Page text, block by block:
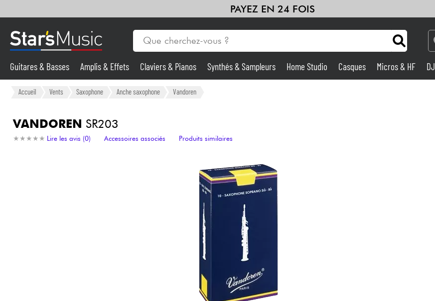
PAYEZ EN 24 FOIS
Guitares & Basses
Synthés & Sampleurs
Micros & HF
Batteries & Percu
Eveil Musical
Guitares & Basses Amplis & Effets Claviers & Pianos Synthés & Sampleurs Home Studio Casques Micros & HF DJ
Accueil Vents Saxophone Anche saxophone Vandoren
VANDOREN SR203
★ ★ ★ ★ ★
★ ★ ★ ★ ★ Lire les avis (0) Accessoires associés Produits similaires